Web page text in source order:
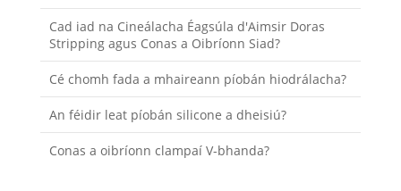
Cad iad na Cineálacha Éagsúla d'Aimsir Doras
Stripping agus Conas a Oibríonn Siad?
Cé chomh fada a mhaireann píobán hiodrálacha?
An féidir leat píobán silicone a dheisiú?
Conas a oibríonn clampaí V-bhanda?